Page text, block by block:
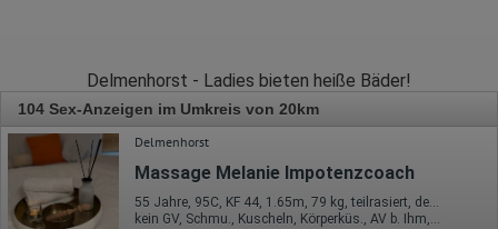
Delmenhorst - Ladies bieten heiße Bäder!
104 Sex-Anzeigen im Umkreis von 20km
Delmenhorst
Massage Melanie Impotenzcoach
55 Jahre, 95C, KF 44, 1.65m, 79 kg, teilrasiert, deutsch
kein GV, Schmu., Kuscheln, Körperküs., AV b. Ihm, FE